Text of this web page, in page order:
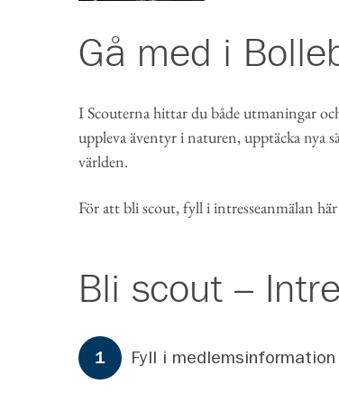
Gå med i
I Scouterna hittar du både utmaningar
uppleva äventyr i naturen, upptäcka nya
världen.
För att bli scout, fyll i intresseanmälan
Bli scout –
Formuläret har steg.
1 Steg 1
Fyll i medlemsinformation